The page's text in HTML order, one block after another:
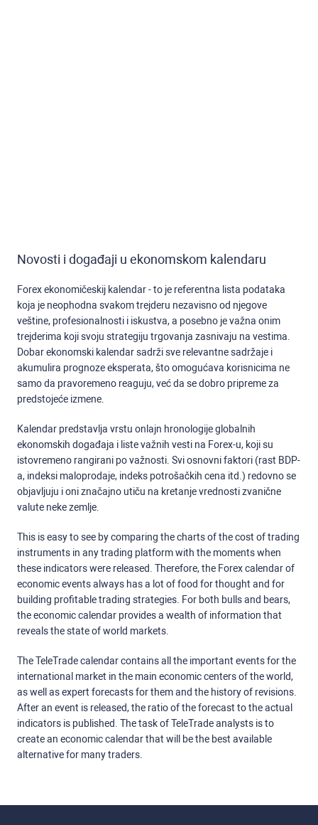
Novosti i događaji u ekonomskom kalendaru
Forex ekonomičeskij kalendar - to je referentna lista podataka
koja je neophodna svakom trejderu nezavisno od njegove
veštine, profesionalnosti i iskustva, a posebno je važna onim
trejderima koji svoju strategiju trgovanja zasnivaju na vestima.
Dobar ekonomski kalendar sadrži sve relevantne sadržaje i
akumulira prognoze eksperata, što omogućava korisnicima ne
samo da pravoremeno reaguju, već da se dobro pripreme za
predstojeće izmene.
Kalendar predstavlja vrstu onlajn hronologije globalnih
ekonomskih događaja i liste važnih vesti na Forex-u, koji su
istovremeno rangirani po važnosti. Svi osnovni faktori (rast BDP-
a, indeksi maloprodaje, indeks potrošačkih cena itd.) redovno se
objavljuju i oni značajno utiču na kretanje vrednosti zvanične
valute neke zemlje.
This is easy to see by comparing the charts of the cost of trading
instruments in any trading platform with the moments when
these indicators were released. Therefore, the Forex calendar of
economic events always has a lot of food for thought and for
building profitable trading strategies. For both bulls and bears,
the economic calendar provides a wealth of information that
reveals the state of world markets.
The TeleTrade calendar contains all the important events for the
international market in the main economic centers of the world,
as well as expert forecasts for them and the history of revisions.
After an event is released, the ratio of the forecast to the actual
indicators is published. The task of TeleTrade analysts is to
create an economic calendar that will be the best available
alternative for many traders.